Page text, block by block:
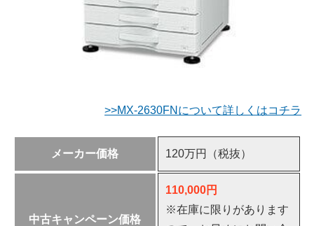
>>MX-2630FNについて詳しくはコチラ
メーカー価格 120万円（税抜）
中古キャンペーン価格
110,000円
※在庫に限りがあります